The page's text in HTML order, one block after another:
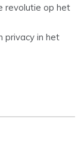
revolutie op het
privacy in het